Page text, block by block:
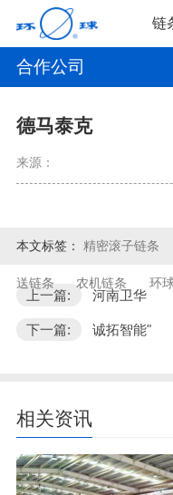
链
合作公司
德马泰克
来源：
本文标签： 精密滚子链条
送链条 农机链条 环
上一篇: 河南卫华
下一篇: 诚拓智能"
相关资讯